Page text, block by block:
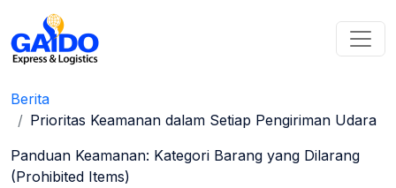
Berita
Prioritas Keamanan dalam Setiap Pengiriman Udara
Panduan Keamanan: Kategori Barang yang Dilarang
(Prohibited Items)